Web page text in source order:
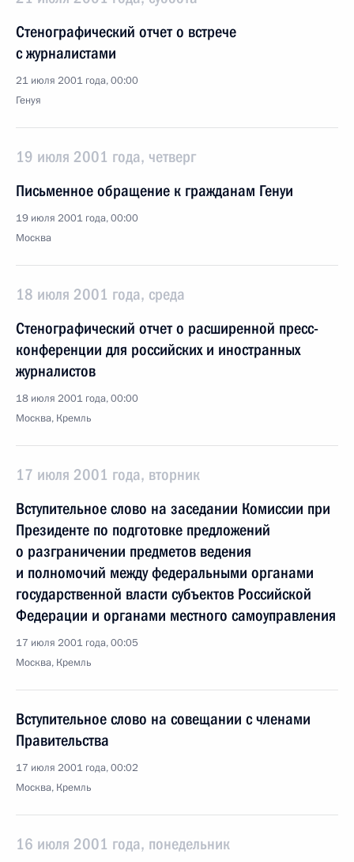
Стенографический отчет о встрече
с журналистами
21 июля 2001 года, 00:00
Генуя
19 июля 2001 года, четверг
Письменное обращение к гражданам Генуи
19 июля 2001 года, 00:00
Москва
18 июля 2001 года, среда
Стенографический отчет о расширенной пресс-
конференции для российских и иностранных
журналистов
18 июля 2001 года, 00:00
Москва, Кремль
17 июля 2001 года, вторник
Вступительное слово на заседании Комиссии при
Президенте по подготовке предложений
о разграничении предметов ведения
и полномочий между федеральными органами
государственной власти субъектов Российской
Федерации и органами местного самоуправления
17 июля 2001 года, 00:05
Москва, Кремль
Вступительное слово на совещании с членами
Правительства
17 июля 2001 года, 00:02
Москва, Кремль
16 июля 2001 года, понедельник